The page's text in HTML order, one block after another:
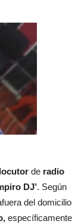
locutor de radio
DJ’. Según
del domicilio
específicamente